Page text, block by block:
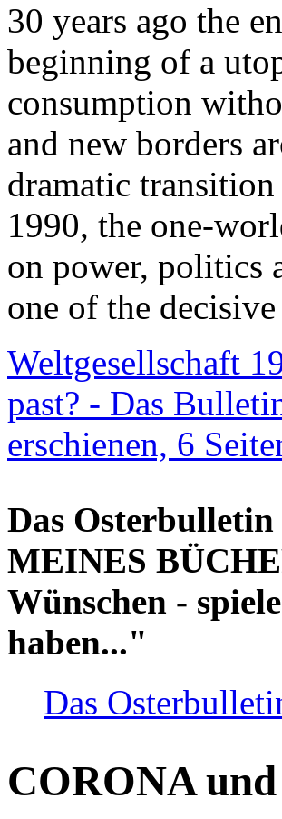
30 years ago the
beginning of a
consumption
and new borders
dramatic
1990, the one-
on power, politics
one of the
Weltgesellschaft
past? - Das
erschienen, 6
Das
MEINES
Wünschen -
haben..."
Das
CORONA